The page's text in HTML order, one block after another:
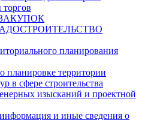
торгов
планирования
планировке территории
в сфере строительства
изысканий и проектной
и иные сведения о